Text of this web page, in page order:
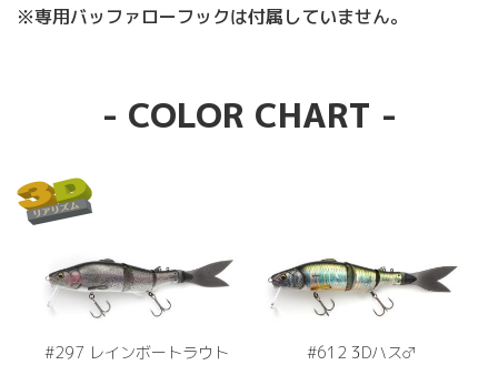
※専用バッファローフックは付属していません。
- COLOR CHART -
#297 レインボートラウト #612 3Dハス♂